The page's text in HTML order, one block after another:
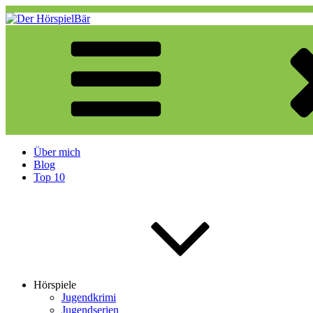
Zum
Inhalt
Der HörspielBär
Eine weitere WordPress-Website
Über mich
Blog
Top 10
Hörspiele
Jugendkrimi
Jugendserien